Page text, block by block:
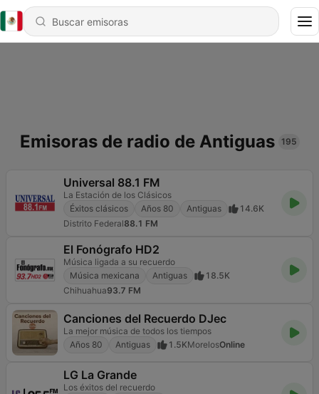
Emisoras de radio de Antiguas 195
Universal 88.1 FM
La Estación de los Clásicos
Éxitos clásicos
Años 80 Antiguas
14.6K
Distrito Federal88.1 FM
El Fonógrafo HD2
Música ligada a su recuerdo
Música mexicana
Antiguas
18.5K
Chihuahua93.7 FM
Canciones del Recuerdo DJec
La mejor música de todos los tiempos
Años 80
Antiguas 1.5KMorelosOnline
LG La Grande
Los éxitos del recuerdo